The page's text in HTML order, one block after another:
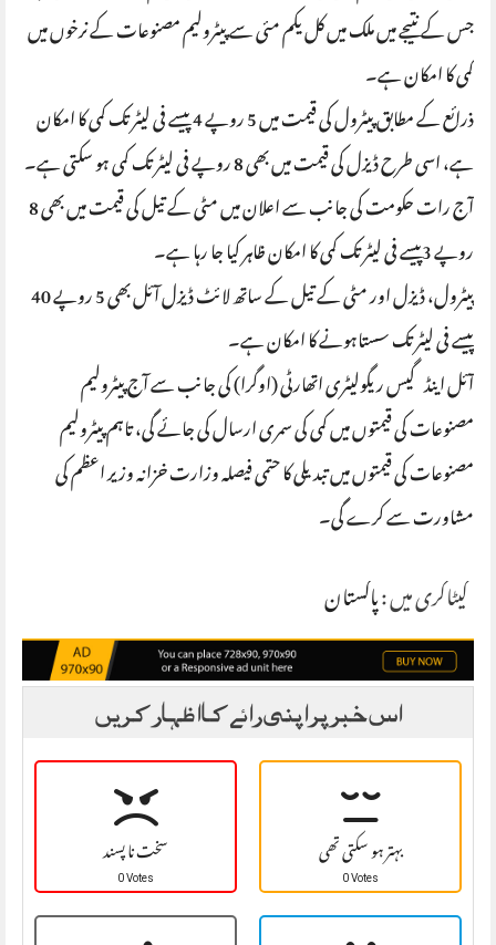
جس کے نتیجے میں ملک میں کل یکم مئی سے پیٹرولیم مصنوعات کے نرخوں میں
کمی کا امکان ہے۔
ذرائع کے مطابق پیٹرول کی قیمت میں 5 روپے 4 پیسے فی لیٹر تک کمی کا امکان
ہے، اسی طرح ڈیزل کی قیمت میں بھی 8 روپے فی لیٹر تک کمی ہو سکتی ہے۔
آج رات حکومت کی جانب سے اعلان میں مٹی کے تیل کی قیمت میں بھی 8
روپے 3پیسے فی لیٹر تک کمی کا امکان ظاہر کیا جا رہا ہے۔
پیٹرول، ڈیزل اور مٹی کے تیل کے ساتھ لائٹ ڈیزل آئل بھی 5 روپے 40
پیسے فی لیٹر تک سستاہونے کا امکان ہے۔
آئل اینڈ گیس ریگولیٹری اتھارٹی (اوگرا) کی جانب سے آج پیٹرولیم
مصنوعات کی قیمتوں میں کمی کی سمری ارسال کی جائے گی، تاہم پیٹرولیم
مصنوعات کی قیمتوں میں تبدیلی کا حتمی فیصلہ وزارت خزانہ وزیر اعظم کی
مشاورت سے کرے گی۔
کیٹاگری میں :پاکستان
اس خبر پر اپنی رائے کا اظہار کریں
سخت نا پسند
0 Votes بہتر ہو سکتی تھی
0 Votes